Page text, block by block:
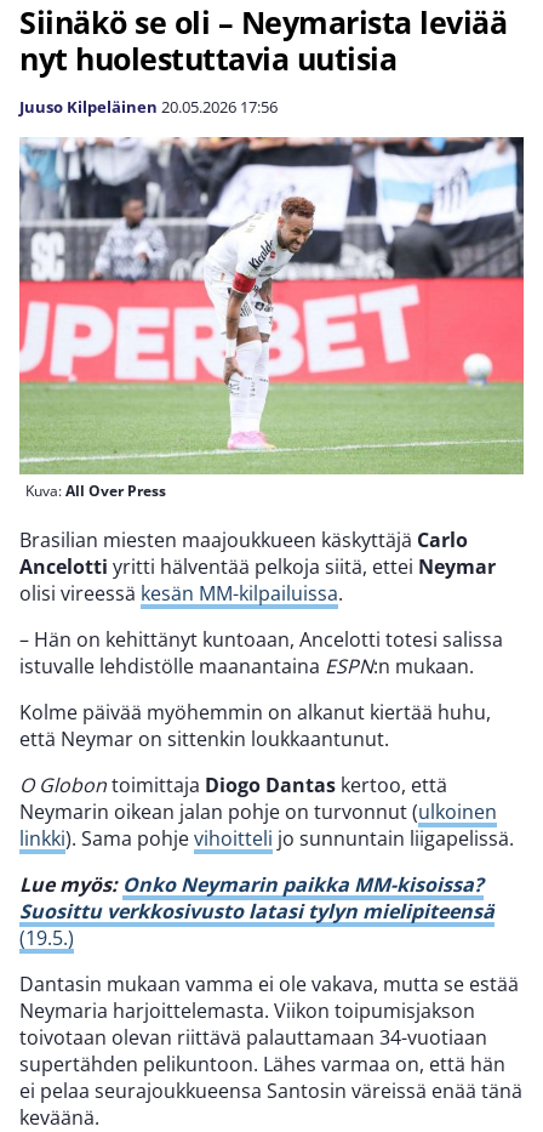
Siinäkö se oli – Neymarista leviää
nyt huolestuttavia uutisia
Juuso Kilpeläinen 20.05.2026 17:56
Kuva:All Over Press
Brasilian miesten maajoukkueen käskyttäjä Carlo
Ancelotti yritti hälventää pelkoja siitä, ettei Neymar
olisi vireessä kesän MM-kilpailuissa.
– Hän on kehittänyt kuntoaan, Ancelotti totesi salissa
istuvalle lehdistölle maanantaina ESPN:n mukaan.
Kolme päivää myöhemmin on alkanut kiertää huhu,
että Neymar on sittenkin loukkaantunut.
O Globontoimittaja Diogo Dantas kertoo, että
Neymarin oikean jalan pohje on turvonnut (ulkoinen
linkki). Sama pohjevihoitteli jo sunnuntain liigapelissä.
Lue myös: Onko Neymarin paikka MM-kisoissa?
Suosittu verkkosivusto latasi tylyn mielipiteensä
(19.5.)
Dantasin mukaan vamma ei ole vakava, mutta se estää
Neymaria harjoittelemasta. Viikon toipumisjakson
toivotaan olevan riittävä palauttamaan 34-vuotiaan
supertähden pelikuntoon. Lähes varmaa on, että hän
ei pelaa seurajoukkueensa Santosin väreissä enää tänä
keväänä.